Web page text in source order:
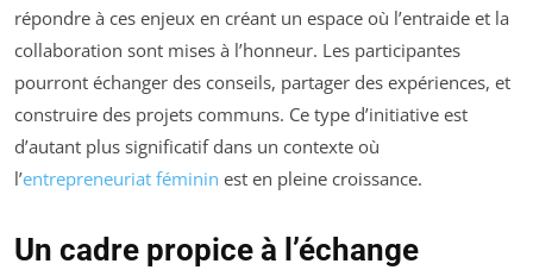
répondre à ces enjeux en créant un espace où l’entraide et la
collaboration sont mises à l’honneur. Les participantes
pourront échanger des conseils, partager des expériences, et
construire des projets communs. Ce type d’initiative est
d’autant plus significatif dans un contexte où
l’entrepreneuriat féminin est en pleine croissance.
Un cadre propice à l’échange